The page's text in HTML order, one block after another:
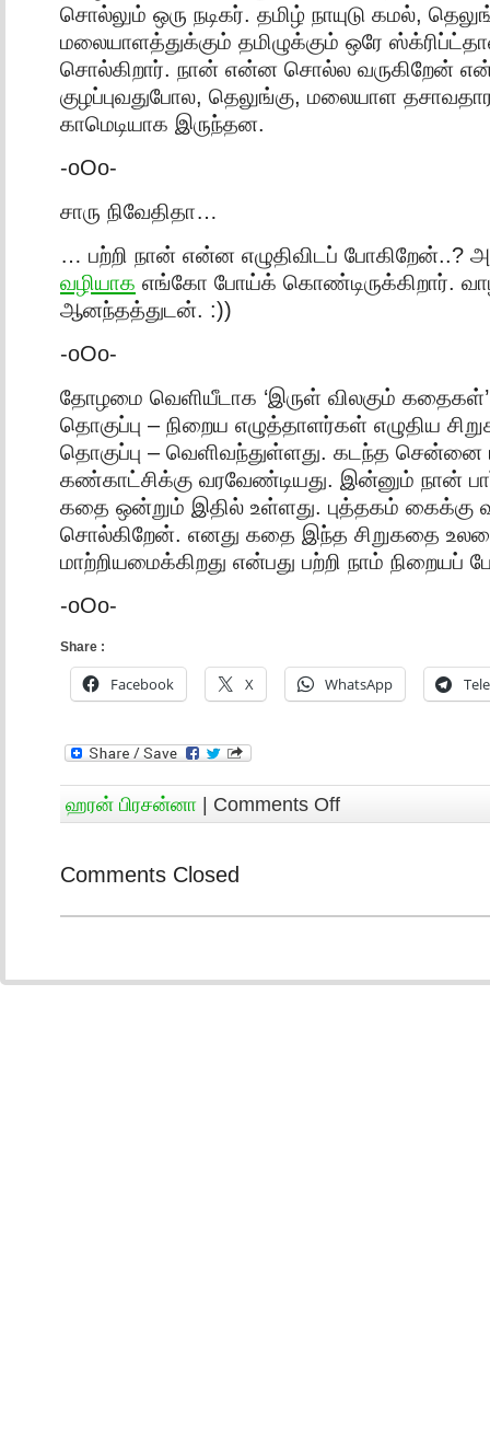
சொல்லும் ஒரு நடிகர். தமிழ் நாயுடு கமல்,
மலையாளத்துக்கும் தமிழுக்கும் ஒரே
சொல்கிறார். நான் என்ன சொல்ல வருகிறேன்
குழப்புவதுபோல, தெலுங்கு, மலையாள
காமெடியாக இருந்தன.
-oOo-
சாரு நிவேதிதா…
… பற்றி நான் என்ன எழுதிவிடப் போகிறேன்..?
வழியாக எங்கோ போய்க் கொண்டிருக்கிறார்.
ஆனந்தத்துடன். :))
-oOo-
தோழமை வெளியீடாக ‘இருள் விலகும்
தொகுப்பு – நிறைய எழுத்தாளர்கள் எழுதிய
தொகுப்பு – வெளிவந்துள்ளது. கடந்த சென்னை
கண்காட்சிக்கு வரவேண்டியது. இன்னும் நான்
கதை ஒன்றும் இதில் உள்ளது. புத்தகம் கைக்கு
சொல்கிறேன். எனது கதை இந்த சிறுகதை
மாற்றியமைக்கிறது என்பது பற்றி நாம் நிறையப்
-oOo-
Share :
Facebook X WhatsApp
ஹரன் பிரசன்னா | Comments Off
Comments Closed